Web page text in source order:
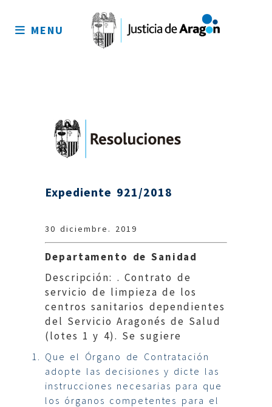
sitio
MENU
Expediente 921/2018
30 diciembre. 2019
Departamento de Sanidad
Descripción: . Contrato de
servicio de limpieza de los
centros sanitarios dependientes
del Servicio Aragonés de Salud
(lotes 1 y 4). Se sugiere
Que el Órgano de Contratación
adopte las decisiones y dicte las
instrucciones necesarias para que
los órganos competentes para el